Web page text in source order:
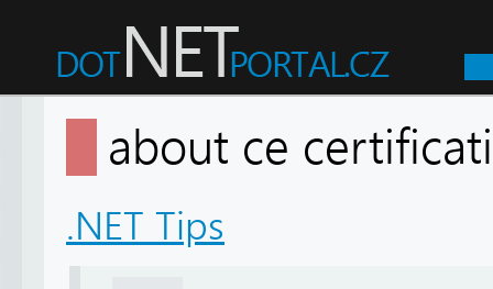
about ce
.NET Tips